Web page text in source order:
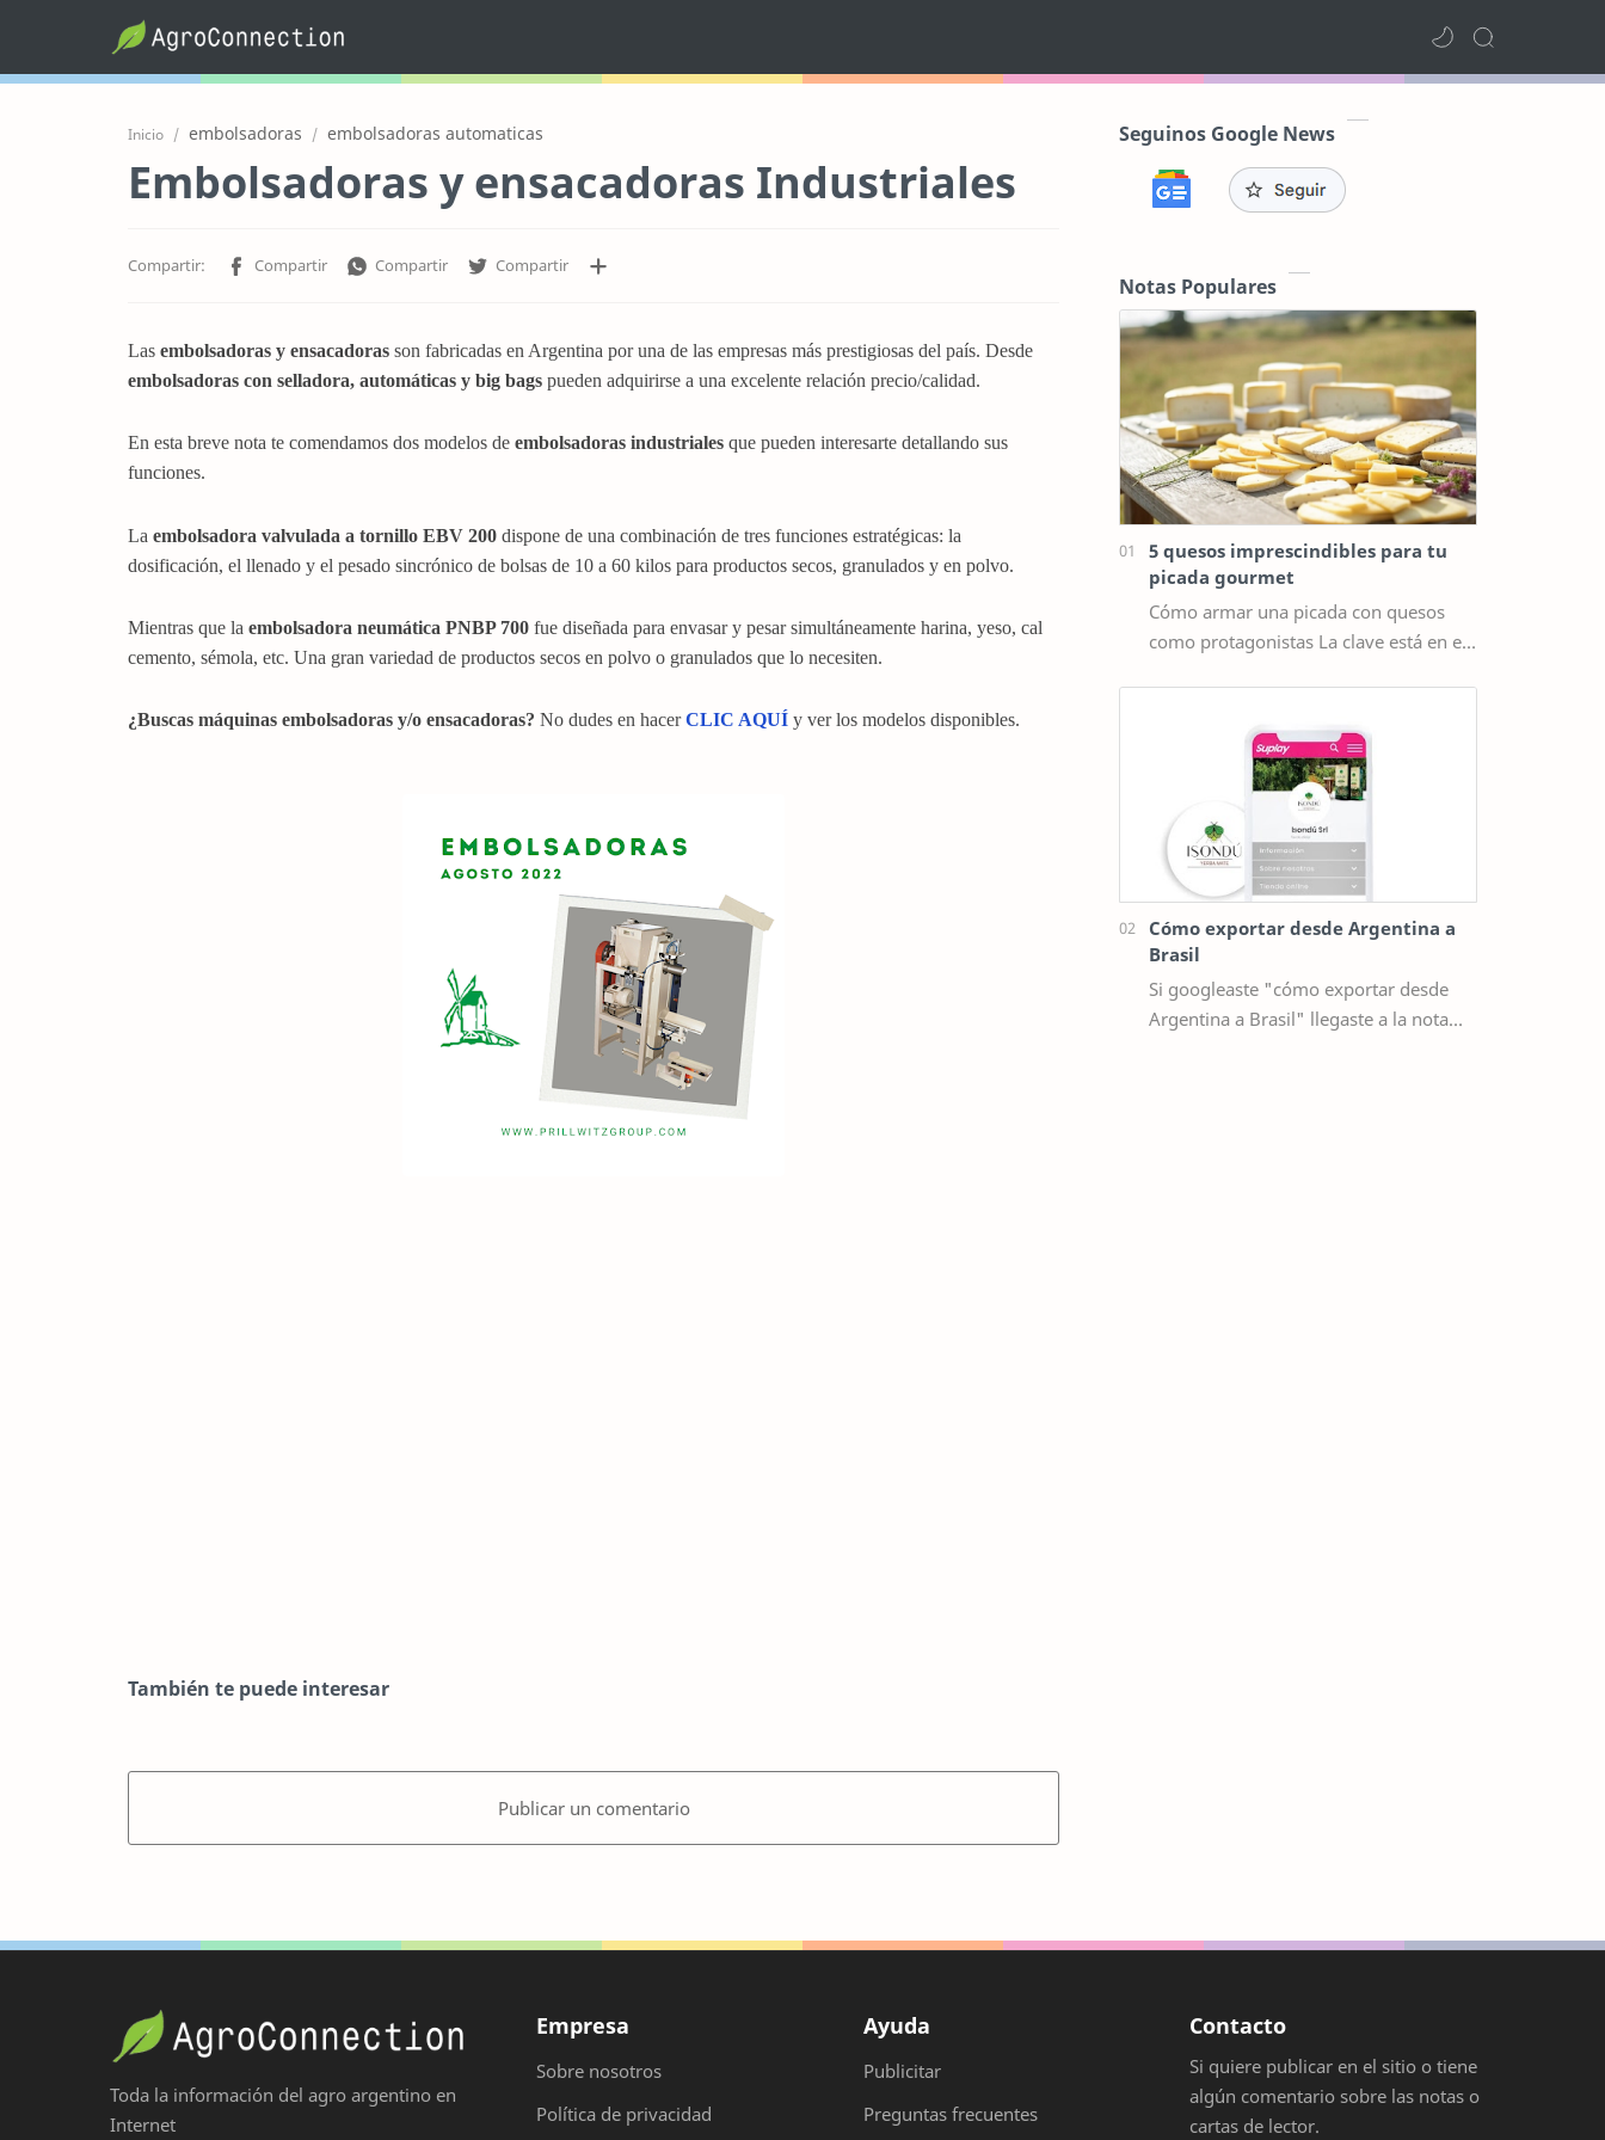
Inicio embolsadoras embolsadoras automaticas
Embolsadoras y ensacadoras Industriales
Las embolsadoras y ensacadoras son fabricadas en Argentina por una de las empresas más prestigiosas del país. Desde
embolsadoras con selladora, automáticas y big bags pueden adquirirse a una excelente relación precio/calidad.
En esta breve nota te comendamos dos modelos de embolsadoras industriales que pueden interesarte detallando sus
funciones.
La embolsadora valvulada a tornillo EBV 200 dispone de una combinación de tres funciones estratégicas: la
dosificación, el llenado y el pesado sincrónico de bolsas de 10 a 60 kilos para productos secos, granulados y en polvo.
Mientras que la embolsadora neumática PNBP 700 fue diseñada para envasar y pesar simultáneamente harina, yeso, cal
cemento, sémola, etc. Una gran variedad de productos secos en polvo o granulados que lo necesiten.
¿Buscas máquinas embolsadoras y/o ensacadoras? No dudes en hacerCLIC AQUÍ y ver los modelos disponibles.
También te puede interesar
Publicar un comentario
Seguinos Google News
Notas Populares
5 quesos imprescindibles para tu
picada gourmet
Cómo armar una picada con quesos
como protagonistas La clave está en el
Cómo exportar desde Argentina a
Brasil
Si googleaste "cómo exportar desde
Argentina a Brasil" llegaste a la nota
Toda la información del agro argentino en
Internet
Empresa
Sobre nosotros
Política de privacidad
Ayuda
Publicitar
Preguntas frecuentes
Contacto
Si quiere publicar en el sitio o tiene
algún comentario sobre las notas o
cartas de lector.